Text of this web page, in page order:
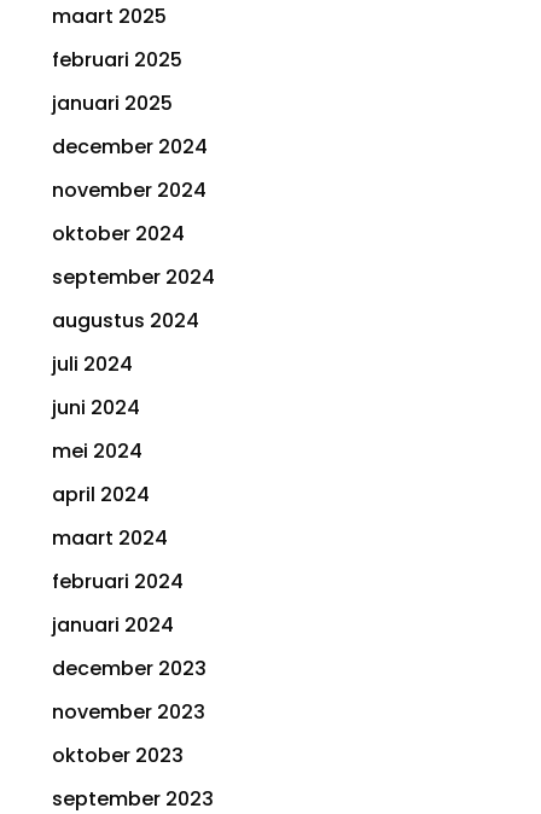
maart 2025
februari 2025
januari 2025
december 2024
november 2024
oktober 2024
september 2024
augustus 2024
juli 2024
juni 2024
mei 2024
april 2024
maart 2024
februari 2024
januari 2024
december 2023
november 2023
oktober 2023
september 2023